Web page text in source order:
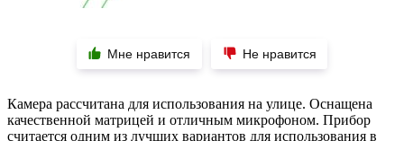
Мне нравится Не нравится
Камера рассчитана для использования на улице. Оснащена
качественной матрицей и отличным микрофоном. Прибор
считается одним из лучших вариантов для использования в